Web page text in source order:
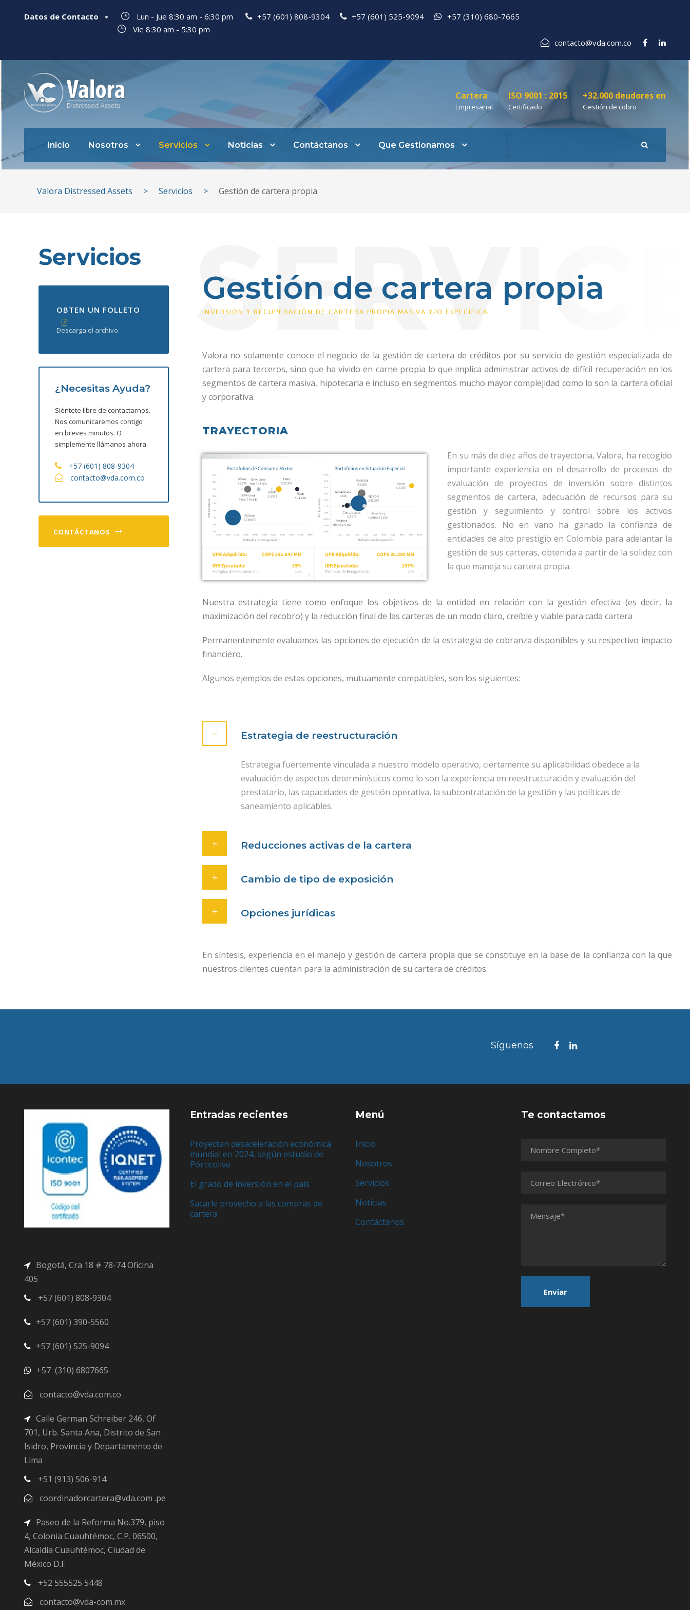
Datos de Contacto Lun - Jue 8:30 am - 6:30 pm +57 (601) 808-9304 +57 (601) 525-9094
+57 (310) 680-7665
Vie 8:30 am - 5:30 pm
contacto@vda.com.co
Cartera
Empresarial
ISO 9001 : 2015
Certificado
+32.000 deudores en
Gestión de cobro
Inicio Nosotros Servicios Noticias Contáctanos Que Gestionamos
Valora Distressed Assets > Servicios > Gestión de cartera propia
Gestión de cartera propia
INVERSIÓN Y RECUPERACIÓN DE CARTERA PROPIA MASIVA Y/O ESPECÍFICA.
Valora no solamente conoce el negocio de la gestión de cartera de créditos por su servicio de gestión especializada de
cartera para terceros, sino que ha vivido en carne propia lo que implica administrar activos de difícil recuperación en los
segmentos de cartera masiva, hipotecaria e incluso en segmentos mucho mayor complejidad como lo son la cartera oficial
y corporativa.
TRAYECTORIA
En su más de diez años de trayectoria, Valora, ha recogido
importante experiencia en el desarrollo de procesos de
evaluación de proyectos de inversión sobre distintos
segmentos de cartera, adecuación de recursos para su
gestión y seguimiento y control sobre los activos
gestionados. No en vano ha ganado la confianza de
entidades de alto prestigio en Colombia para adelantar la
gestión de sus carteras, obtenida a partir de la solidez con
la que maneja su cartera propia.
Nuestra estrategia tiene como enfoque los objetivos de la entidad en relación con la gestión efectiva (es decir, la
maximización del recobro) y la reducción final de las carteras de un modo claro, creíble y viable para cada cartera
Permanentemente evaluamos las opciones de ejecución de la estrategia de cobranza disponibles y su respectivo impacto
financiero.
Algunos ejemplos de estas opciones, mutuamente compatibles, son los siguientes:
Estrategia de reestructuración
Estrategia fuertemente vinculada a nuestro modelo operativo, ciertamente su aplicabilidad obedece a la
evaluación de aspectos determinísticos como lo son la experiencia en reestructuración y evaluación del
prestatario, las capacidades de gestión operativa, la subcontratación de la gestión y las políticas de
saneamiento aplicables.
Reducciones activas de la cartera
Cambio de tipo de exposición
Opciones jurídicas
En síntesis, experiencia en el manejo y gestión de cartera propia que se constituye en la base de la confianza con la que
nuestros clientes cuentan para la administración de su cartera de créditos.
Servicios
OBTEN UN FOLLETO
Descarga el archivo.
¿Necesitas Ayuda?
Siéntete libre de contactarnos.
Nos comunicaremos contigo
en breves minutos. O
simplemente llámanos ahora.
+57 (601) 808-9304
contacto@vda.com.co​
CONTÁCTANOS
Síguenos
Bogotá, Cra 18 # 78-74 Oficina
405
+57 (601) 808-9304
+57 (601) 390-5560
+57 (601) 525-9094
+57 (310) 6807665
contacto@vda.com.co
Calle German Schreiber 246, Of
701, Urb. Santa Ana, Distrito de San
Isidro, Provincia y Departamento de
Lima
+51 (913) 506-914
coordinadorcartera@vda.com .pe
Paseo de la Reforma No.379, piso
4, Colonia Cuauhtémoc, C.P. 06500,
Alcaldía Cuauhtémoc, Ciudad de
México D.F
+52 555525 5448
contacto@vda-com.mx
Entradas recientes
Proyectan desaceleración económica
mundial en 2024, según estudio de
Pórticolive
El grado de inversión en el país
Sacarle provecho a las compras de
cartera
Menú
Inicio
Nosotros
Servicios
Noticias
Contáctanos
Te contactamos